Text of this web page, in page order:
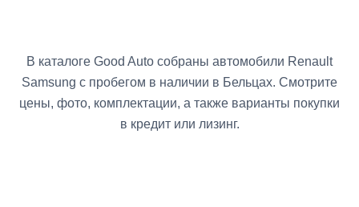
В каталоге Good Auto собраны автомобили Renault
Samsung с пробегом в наличии в Бельцах. Смотрите
цены, фото, комплектации, а также варианты покупки
в кредит или лизинг.